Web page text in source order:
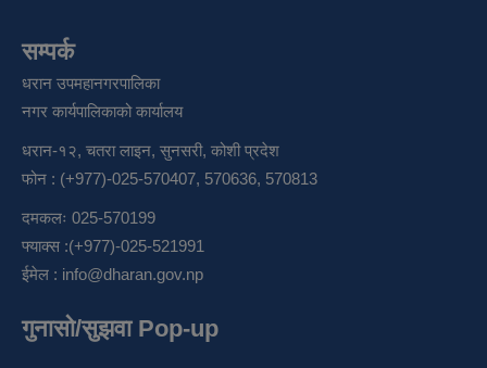
सम्पर्क
धरान उपमहानगरपालिका
नगर कार्यपालिकाको कार्यालय
धरान-१२, चतरा लाइन, सुनसरी, कोशी प्रदेश
फोन : (+977)-025-570407, 570636, 570813
दमकलः 025-570199
फ्याक्स :(+977)-025-521991
ईमेल : info@dharan.gov.np
गुनासो/सुझवा Pop-up